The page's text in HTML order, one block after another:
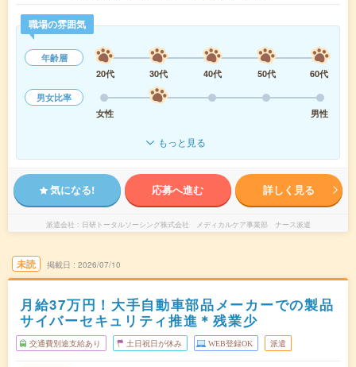
職場の雰囲気
年齢層
20代
30代 40代 50代
60代
男女比率
女性
男性
もっと見る
気になる! 応募へ進む 詳しく見る
派遣会社 日研トータルソーシング株式会社 メディカルケア事業部 ナース派遣
未読 掲載日 2026/07/10
月給37万円！大手自動車部品メーカーでの製品
サイバーセキュリティ推進＊残業少
交通費別途支給あり 土日祝日が休み WEB登録OK 派遣